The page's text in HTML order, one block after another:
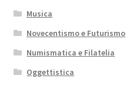
Musica
Novecentismo e Futurismo
Numismatica e Filatelia
Oggettistica